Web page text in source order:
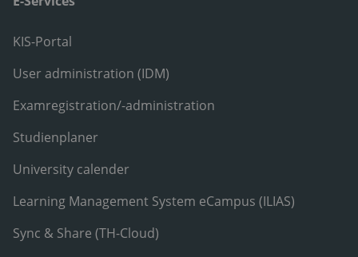
KIS-Portal
User administration (IDM)
Examregistration/-administration
Studienplaner
University calender
Learning Management System eCampus (ILIAS)
Sync & Share (TH-Cloud)